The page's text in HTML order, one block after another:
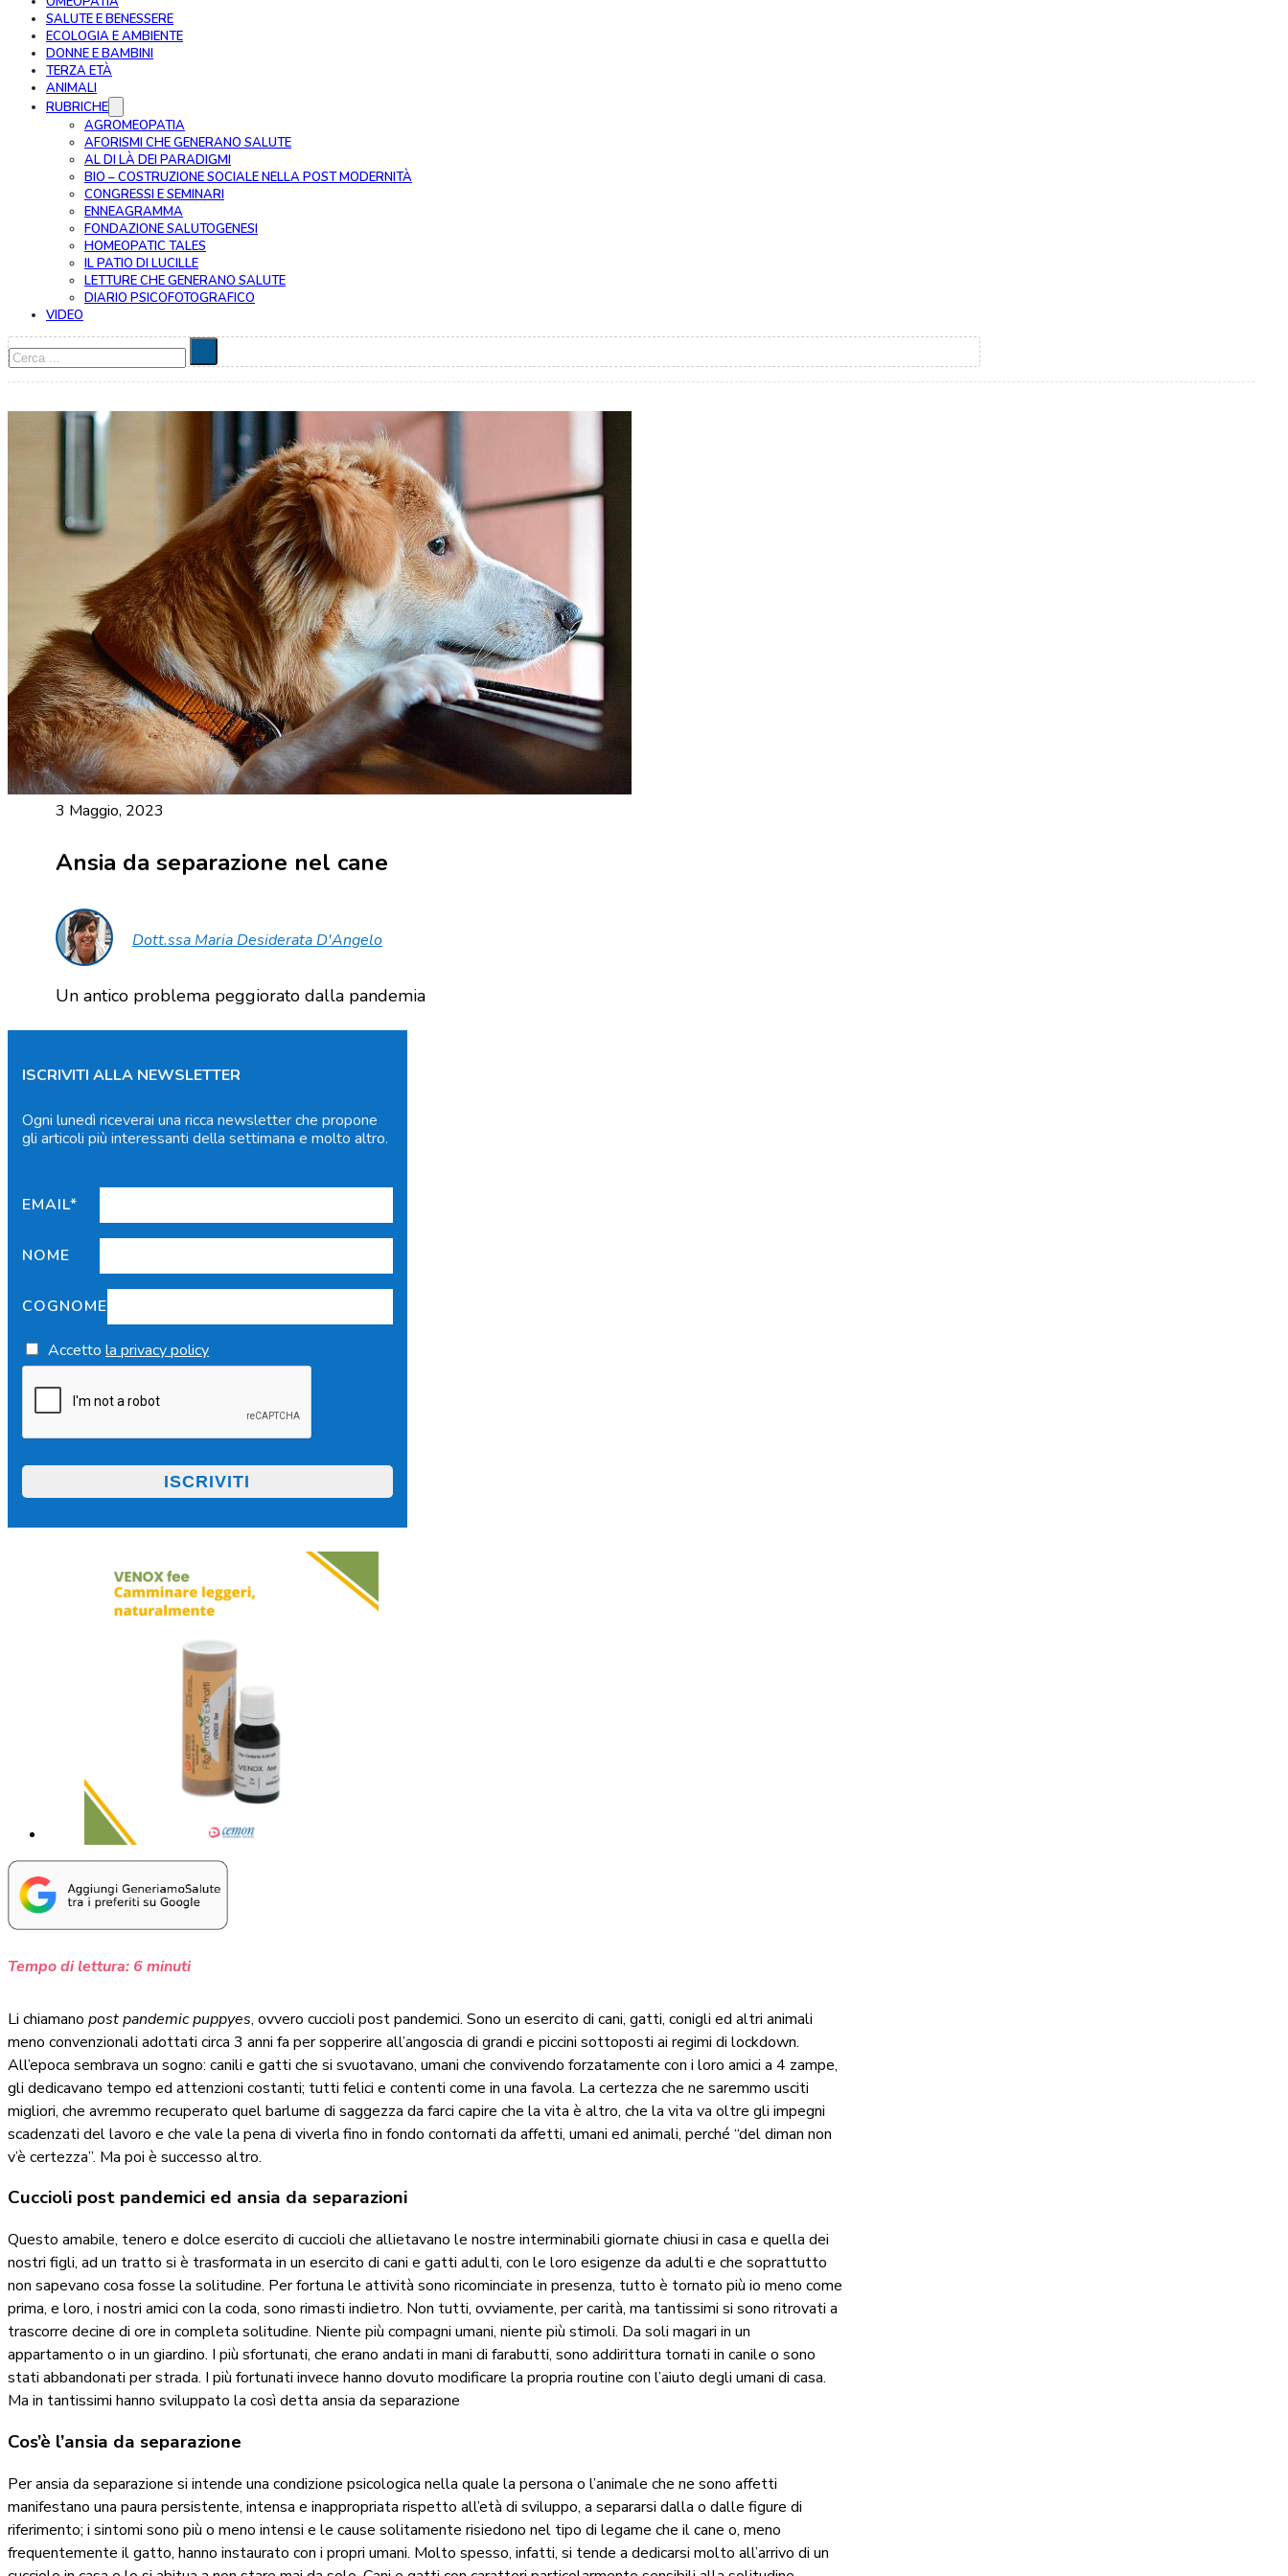
SALUTE E BENESSERE
ECOLOGIA E AMBIENTE
DONNE E BAMBINI
TERZA ETÀ
ANIMALI
RUBRICHE
AGROMEOPATIA
AFORISMI CHE GENERANO SALUTE
AL DI LÀ DEI PARADIGMI
BIO – COSTRUZIONE SOCIALE NELLA POST MODERNITÀ
CONGRESSI E SEMINARI
ENNEAGRAMMA
FONDAZIONE SALUTOGENESI
HOMEOPATIC TALES
IL PATIO DI LUCILLE
LETTURE CHE GENERANO SALUTE
DIARIO PSICOFOTOGRAFICO
VIDEO
Cerca
3 Maggio, 2023
Ansia da separazione nel cane
Dott.ssa Maria Desiderata D'Angelo
Un antico problema peggiorato dalla pandemia
ISCRIVITI ALLA NEWSLETTER
Ogni lunedì riceverai una ricca newsletter che propone
gli articoli più interessanti della settimana e molto altro.
EMAIL*
NOME
COGNOME
Accetto la privacy policy
Tempo di lettura: 6minuti
Li chiamano post pandemic puppyes, ovvero cuccioli post pandemici. Sono un esercito di cani, gatti, conigli ed altri animali
meno convenzionali adottati circa 3 anni fa per sopperire all’angoscia di grandi e piccini sottoposti ai regimi di lockdown.
All’epoca sembrava un sogno: canili e gatti che si svuotavano, umani che convivendo forzatamente con i loro amici a 4 zampe,
gli dedicavano tempo ed attenzioni costanti; tutti felici e contenti come in una favola. La certezza che ne saremmo usciti
migliori, che avremmo recuperato quel barlume di saggezza da farci capire che la vita è altro, che la vita va oltre gli impegni
scadenzati del lavoro e che vale la pena di viverla fino in fondo contornati da affetti, umani ed animali, perché “del diman non
v’è certezza”. Ma poi è successo altro.
Cuccioli post pandemici ed ansia da separazioni
Questo amabile, tenero e dolce esercito di cuccioli che allietavano le nostre interminabili giornate chiusi in casa e quella dei
nostri figli, ad un tratto si è trasformata in un esercito di cani e gatti adulti, con le loro esigenze da adulti e che soprattutto
non sapevano cosa fosse la solitudine. Per fortuna le attività sono ricominciate in presenza, tutto è tornato più io meno come
prima, e loro, i nostri amici con la coda, sono rimasti indietro. Non tutti, ovviamente, per carità, ma tantissimi si sono ritrovati a
trascorre decine di ore in completa solitudine. Niente più compagni umani, niente più stimoli. Da soli magari in un
appartamento o in un giardino. I più sfortunati, che erano andati in mani di farabutti, sono addirittura tornati in canile o sono
stati abbandonati per strada. I più fortunati invece hanno dovuto modificare la propria routine con l’aiuto degli umani di casa.
Ma in tantissimi hanno sviluppato la così detta ansia da separazione
Cos’è l’ansia da separazione
Per ansia da separazione si intende una condizione psicologica nella quale la persona o l’animale che ne sono affetti
manifestano una paura persistente, intensa e inappropriata rispetto all’età di sviluppo, a separarsi dalla o dalle figure di
riferimento; i sintomi sono più o meno intensi e le cause solitamente risiedono nel tipo di legame che il cane o, meno
frequentemente il gatto, hanno instaurato con i propri umani. Molto spesso, infatti, si tende a dedicarsi molto all’arrivo di un